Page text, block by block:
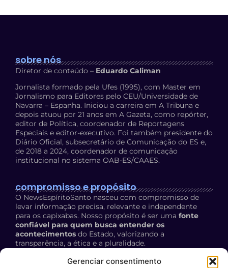
Gerenciar consentimento
sobre nós
Diretor de conteúdo – Eduardo Caliman
Jornalista formado pela Ufes (1995), com Master em
Jornalismo para Editores pelo CEU/Universidade de
Navarra – Espanha. Iniciou a carreira em A Tribuna e
depois atuou por 21 anos em A Gazeta, como repórter,
editor de Política, coordenador de Reportagens
Especiais e editor-executivo. Foi também presidente do
Diário Oficial, subsecretário de Comunicação do ES e,
de 2018 a 2024, coordenador de comunicação
institucional no sistema OAB-ES/CAAES.
compromisso e propósito
O NewsEspíritoSanto nasceu com compromisso de
levar informação precisa, relevante e independente
para os capixabas. Nosso propósito é ser uma fonte
confiável para quem busca entender os
acontecimentos do Estado, valorizando a
transparência, a ética e a pluralidade.
Política de Privacidade: acesse aqui